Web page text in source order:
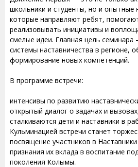
школьники и студенты, но и опытные
которые направляют ребят,
реализовывать инициативы и
смелые идеи. Главная цель семинара
системы наставничества в регионе,
формирование новых компетенций.
В программе встречи:
интенсивы по развитию
открытый диалог о задачах и
сталкиваются дети и наставники в
Кульминацией встречи станет
посвящение участников в
признания их вклада в воспитание
поколения Колымы.